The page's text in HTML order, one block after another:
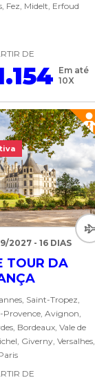
Fez, Midelt, Erfoud
DE
Em até
10X
2027 - 16 DIAS
TOUR DA
Saint-Tropez,
Provence, Avignon,
Bordeaux, Vale de
Giverny, Versalhes,
DE